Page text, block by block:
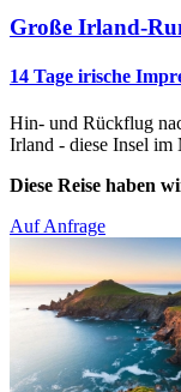
Große Irland-
14 Tage irische
Hin- und Rückflug
Irland - diese Insel im
Diese Reise haben
Auf Anfrage